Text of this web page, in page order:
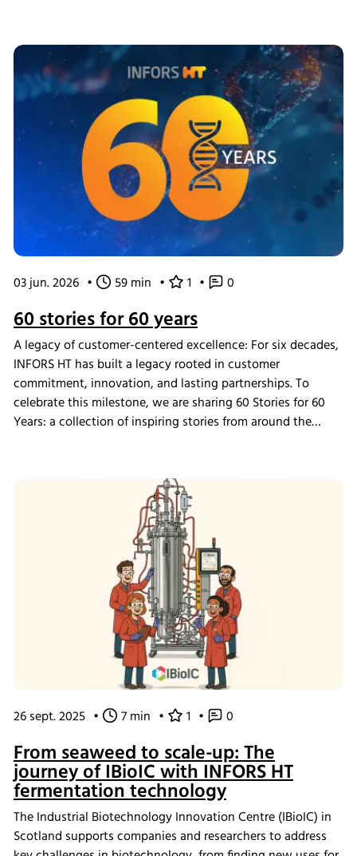
visibility, simplify data management, and create more
connected bioprocess workflows.
03 jun. 2026 • 59 min • 1 • 0
60 stories for 60 years
A legacy of customer-centered excellence: For six decades,
INFORS HT has built a legacy rooted in customer
commitment, innovation, and lasting partnerships. To
celebrate this milestone, we are sharing 60 Stories for 60
Years: a collection of inspiring stories from around the
culture, memorable moments, growth and innovation, and
customer successes, each reflecting our dedication to
putting customers first. Join us in celebrating the
relationships and breakthroughs that have shaped our
26 sept. 2025 • 7 min • 1 • 0
From seaweed to scale-up: The
journey of IBioIC with INFORS HT
fermentation technology
The Industrial Biotechnology Innovation Centre (IBioIC) in
Scotland supports companies and researchers to address